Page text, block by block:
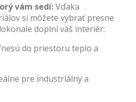
vám sedí:Vďaka
si môžete vybrať presne
doplní váš interiér:
do priestoru teplo a
pre industriálny a